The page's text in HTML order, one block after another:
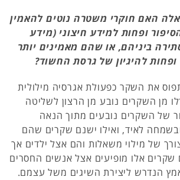
האם חוקרי משטרה נוטים להאמין
ופחות למידע חיצוני (מידע
ביניהם, או שהם מאמינים יותר
ופחות להיגיון של גרסת החשוד?
את השקר כפעולת אגרסיה מילולית
מן השקרים נובע מן הרצון לשליטה
של השקרים נובעים מתוך הנאה
לאיד, ואילו ישנם שקרים שהם
של מילוי משאלות והם אצל ילדים אך
שקרים אלו מופיעים אצל אנשים החסרים
הנדרש ליצירת השיגים משל עצמם.